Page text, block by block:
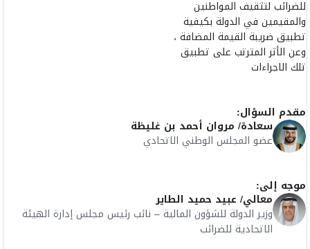
للضرائب لتثقيف المواطنين
والمقيمين في الدولة بكيفية
تطبيق ضريبة القيمة المضافة ،
وعن الأثر المترتب على تطبيق
تلك الاجراءات
مقدم السؤال:
سعادة/ مروان أحمد بن غليظة
عضو المجلس الوطني الاتحادي
موجه إلى:
معالي/ عبيد حميد الطاير
وزير الدولة للشؤون المالية – نائب رئيس مجلس إدارة الهيئة
الاتحادية للضرائب